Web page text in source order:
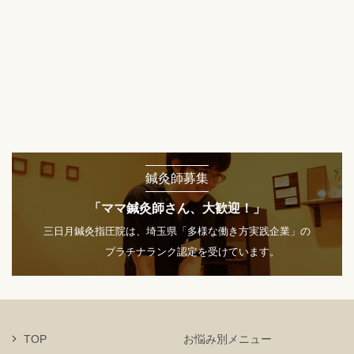
鍼灸師募集
「ママ鍼灸師さん、大歓迎！」
三日月鍼灸指圧院は、埼玉県「多様な働き方実践企業」の
プラチナランク認定を受けています。
TOP お悩み別メニュー